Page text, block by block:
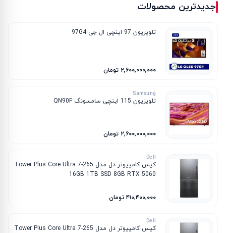
جدیدترین محصولات
تلویزیون 97 اینچی ال جی 97G4
۲٬۶۰۰٬۰۰۰٬۰۰۰ تومان
Samsung
تلویزیون 115 اینچی سامسونگ QN90F
۲٬۶۰۰٬۰۰۰٬۰۰۰ تومان
Dell
کیس کامپیوتر دل مدل Tower Plus Core Ultra 7-265
16GB 1TB SSD 8GB RTX 5060
۴۱۰٬۴۰۰٬۰۰۰ تومان
Dell
کیس کامپیوتر دل مدل Tower Plus Core Ultra 7-265